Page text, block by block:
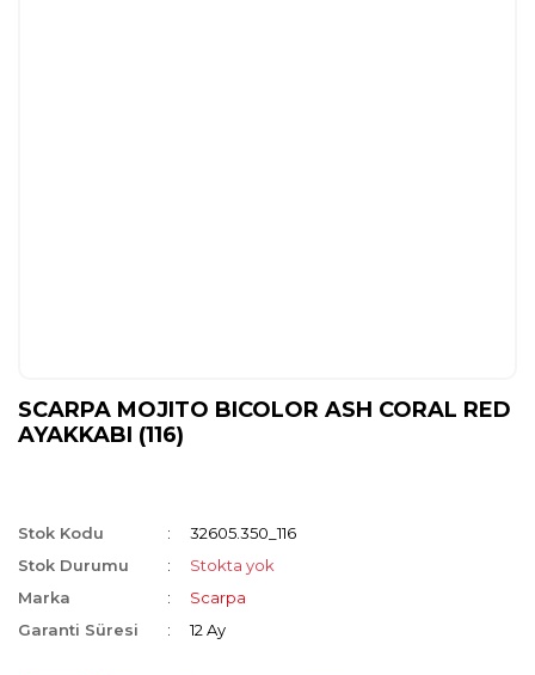
SCARPA MOJITO BICOLOR ASH CORAL RED
AYAKKABI (116)
Stok Kodu
32605.350_116
Stok Durumu
Stokta yok
Marka
Scarpa
Garanti Süresi
12 Ay